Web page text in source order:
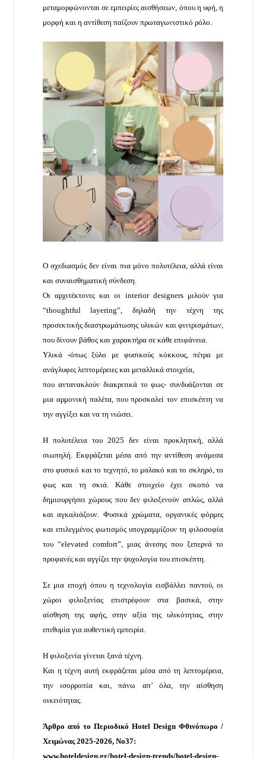
μεταμορφώνονται σε εμπειρίες αισθήσεων, όπου η υφή, η
μορφή και η αντίθεση παίζουν πρωταγωνιστικό ρόλο.
Ο σχεδιασμός δεν είναι πια μόνο πολυτέλεια, αλλά είναι
και συναισθηματική σύνδεση.
Οι αρχιτέκτονες και οι interior designers μιλούν για
“thoughtful layering”, δηλαδή την τέχνη της
προσεκτικής διαστρωμάτωσης υλικών και φινιρισμάτων,
που δίνουν βάθος και χαρακτήρα σε κάθε επιφάνεια.
Υλικά -όπως ξύλο με φυσικούς κόκκους, πέτρα με
ανάγλυφες λεπτομέρειες και μεταλλικά στοιχεία,
που αντανακλούν διακριτικά το φως- συνδυάζονται σε
μια αρμονική παλέτα, που προσκαλεί τον επισκέπτη να
την αγγίξει και να τη νιώσει.
Η πολυτέλεια του 2025 δεν είναι προκλητική, αλλά
σιωπηλή. Εκφράζεται μέσα από την αντίθεση ανάμεσα
στο φυσικό και το τεχνητό, το μαλακό και το σκληρό, το
φως και τη σκιά. Κάθε στοιχείο έχει σκοπό να
δημιουργήσει χώρους που δεν φιλοξενούν απλώς, αλλά
και αγκαλιάζουν. Φυσικά χρώματα, οργανικές φόρμες
και επιλεγμένος φωτισμός υπογραμμίζουν τη φιλοσοφία
του “elevated comfort”, μιας άνεσης που ξεπερνά το
προφανές και αγγίζει την ψυχολογία του επισκέπτη.
Σε μια εποχή όπου η τεχνολογία εισβάλλει παντού, οι
χώροι φιλοξενίας επιστρέφουν στα βασικά, στην
αίσθηση της αφής, στην αξία της υλικότητας, στην
επιθυμία για αυθεντική εμπειρία.
Η φιλοξενία γίνεται ξανά τέχνη.
Και η τέχνη αυτή εκφράζεται μέσα από τη λεπτομέρεια,
την ισορροπία και, πάνω απ’ όλα, την αίσθηση
οικειότητας.
Άρθρο από το Περιοδικό Hotel Design Φθινόπωρο /
Χειμώνας 2025-2026, No37: